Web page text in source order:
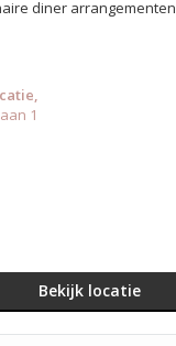
1
Bekijk locatie
diner arrangementen